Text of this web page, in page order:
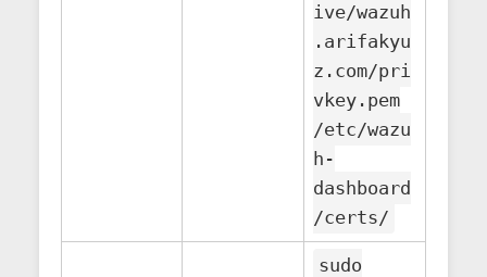
ive/wazuh
.arifakyu
z.com/pri
vkey.pem
/etc/wazu
h-
dashboard
/certs/
sudo